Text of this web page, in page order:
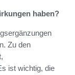
haben?
Zu den
ist wichtig, die